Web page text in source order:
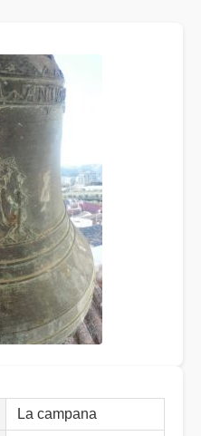
La campana